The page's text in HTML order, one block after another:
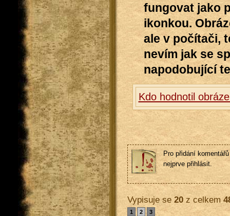
fungovat jako
ikonkou.
ale v počítači,
nevím jak se
napodobující
Kdo hodnotil
Pro přidání
nejprve přihlásit.
Vypisuje se 20z celkem
1 2 3